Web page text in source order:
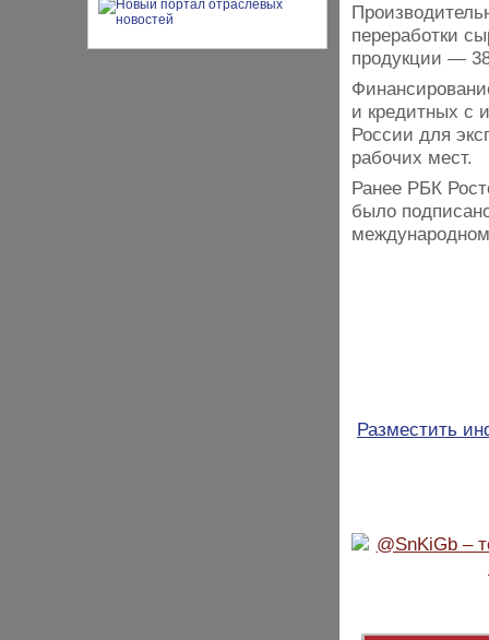
переработки
продукции —
и кредитных с
России для
рабочих мест.
Ранее РБК
было
Разместить